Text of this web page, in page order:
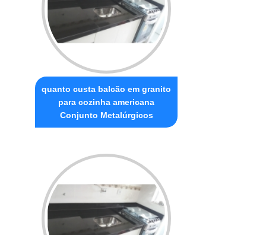
quanto custa balcão em granito
para cozinha americana
Conjunto Metalúrgicos